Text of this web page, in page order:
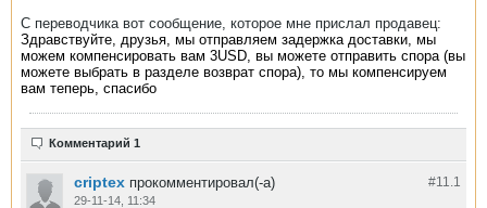
С переводчика вот сообщение, которое мне прислал продавец:
Здравствуйте, друзья, мы отправляем задержка доставки, мы
можем компенсировать вам 3USD, вы можете отправить спора (вы
можете выбрать в разделе возврат спора), то мы компенсируем
вам теперь, спасибо
Комментарий 1
#11. 1
criptex прокомментировал(-а)
29-11-14, 11:34